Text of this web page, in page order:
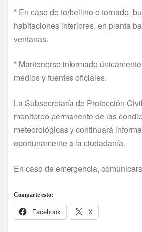
* En caso de torbellino o tornado,
habitaciones interiores, en planta
ventanas.
* Mantenerse informado
medios y fuentes oficiales.
La Subsecretaría de Protección
monitoreo permanente de las
meteorológicas y continuará
oportunamente a la ciudadanía.
En caso de emergencia,
Comparte esto:
Facebook X